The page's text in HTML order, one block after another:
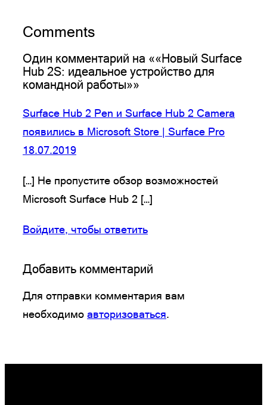
Comments
Один комментарий на ««Новый Surface
Hub 2S: идеальное устройство для
командной работы»»
Surface Hub 2 Pen и Surface Hub 2 Camera
появились в Microsoft Store | Surface Pro
18.07.2019
[…] Не пропустите обзор возможностей
Microsoft Surface Hub 2 […]
Войдите, чтобы ответить
Добавить комментарий
Для отправки комментария вам
необходимо авторизоваться.